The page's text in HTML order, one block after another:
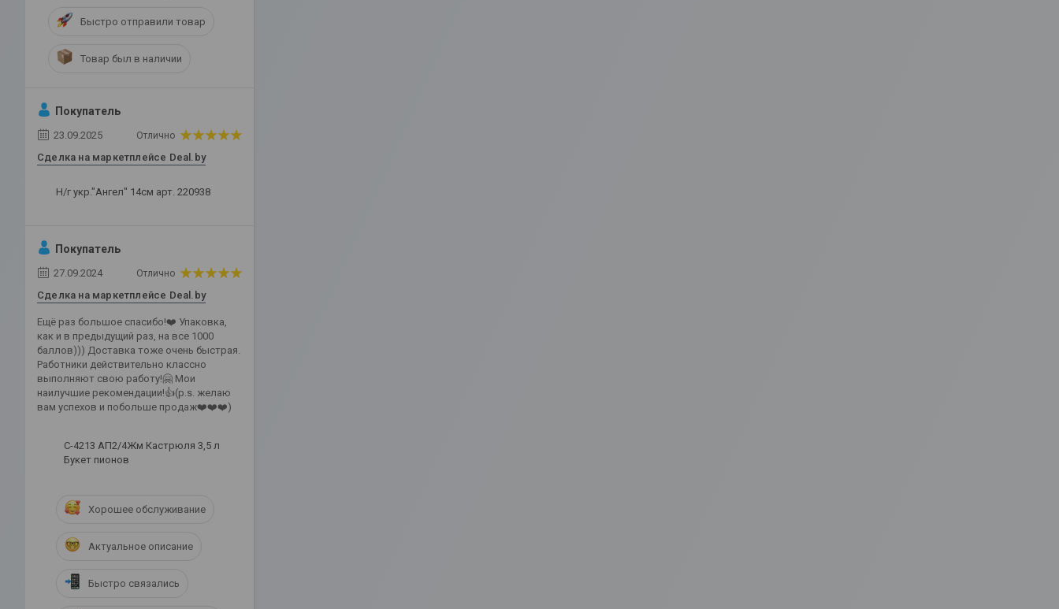
Быстро отправили товар
Товар был в наличии
Покупатель
23.09.2025 Отлично
Сделка на маркетплейсе Deal.by
Н/г укр."Ангел" 14см арт. 220938
Покупатель
27.09.2024 Отлично
Сделка на маркетплейсе Deal.by
Ещё раз большое спасибо!❤️ Упаковка,
как и в предыдущий раз, на все 1000
баллов))) Доставка тоже очень быстрая.
Работники действительно классно
выполняют свою работу!🤗 Мои
наилучшие рекомендации!👍(p.s. желаю
вам успехов и побольше продаж❤️❤️❤️)
С-4213 АП2/4Жм Кастрюля 3,5 л
Букет пионов
Хорошее обслуживание
Актуальное описание
Быстро связались